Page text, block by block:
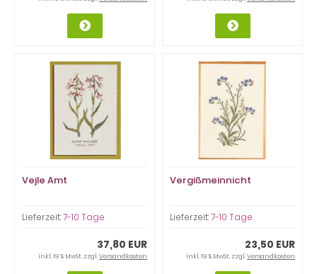
Vejle Amt
Lieferzeit:7-10 Tage
37,80 EUR
inkl. 19 % MwSt. zzgl.Versandkosten
Vergißmeinnicht
Lieferzeit:7-10 Tage
23,50 EUR
inkl. 19 % MwSt. zzgl.Versandkosten